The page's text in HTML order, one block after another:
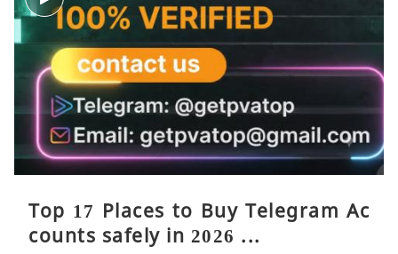
Top 17 Places to Buy Telegram Ac
counts safely in 2026 ...